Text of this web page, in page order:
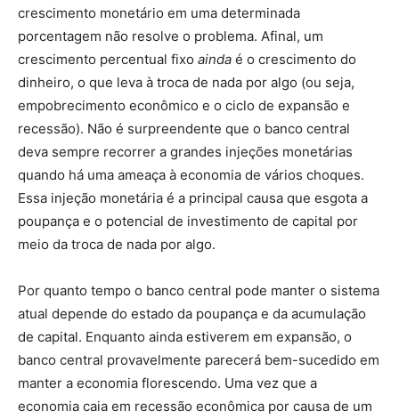
crescimento monetário em uma determinada
porcentagem não resolve o problema. Afinal, um
crescimento percentual fixo ainda é o crescimento do
dinheiro, o que leva à troca de nada por algo (ou seja,
empobrecimento econômico e o ciclo de expansão e
recessão). Não é surpreendente que o banco central
deva sempre recorrer a grandes injeções monetárias
quando há uma ameaça à economia de vários choques.
Essa injeção monetária é a principal causa que esgota a
poupança e o potencial de investimento de capital por
meio da troca de nada por algo.
Por quanto tempo o banco central pode manter o sistema
atual depende do estado da poupança e da acumulação
de capital. Enquanto ainda estiverem em expansão, o
banco central provavelmente parecerá bem-sucedido em
manter a economia florescendo. Uma vez que a
economia caia em recessão econômica por causa de um